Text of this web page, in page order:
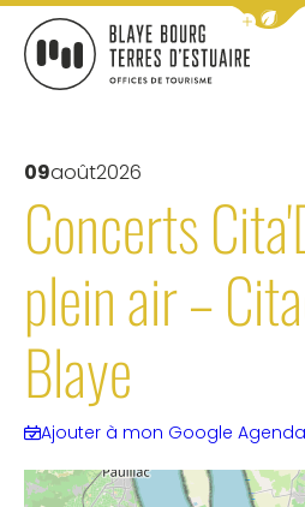
09août2026
Concerts
plein air –
Blaye
Ajouter à mon Google Agenda